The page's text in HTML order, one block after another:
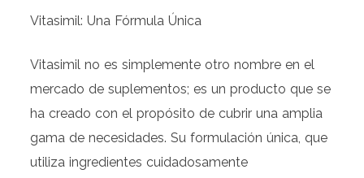
Vitasimil: Una Fórmula Única
Vitasimil no es simplemente otro nombre en el
mercado de suplementos; es un producto que se
ha creado con el propósito de cubrir una amplia
gama de necesidades. Su formulación única, que
utiliza ingredientes cuidadosamente